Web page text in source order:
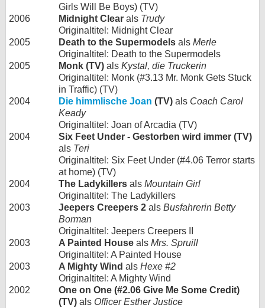
Girls Will Be Boys) (TV)
2006
Midnight Clear als Trudy
Originaltitel: Midnight Clear
2005
Death to the Supermodels als Merle
Originaltitel: Death to the Supermodels
2005
Monk (TV) als Kystal, die Truckerin
Originaltitel: Monk (#3.13 Mr. Monk Gets Stuck
in Traffic) (TV)
2004
Die himmlische Joan (TV) als Coach Carol
Keady
Originaltitel: Joan of Arcadia (TV)
2004
Six Feet Under - Gestorben wird immer (TV)
als Teri
Originaltitel: Six Feet Under (#4.06 Terror starts
at home) (TV)
2004
The Ladykillers als Mountain Girl
Originaltitel: The Ladykillers
2003
Jeepers Creepers 2 als Busfahrerin Betty
Borman
Originaltitel: Jeepers Creepers II
2003
A Painted House als Mrs. Spruill
Originaltitel: A Painted House
2003
A Mighty Wind als Hexe #2
Originaltitel: A Mighty Wind
2002
One on One (#2.06 Give Me Some Credit)
(TV) als Officer Esther Justice